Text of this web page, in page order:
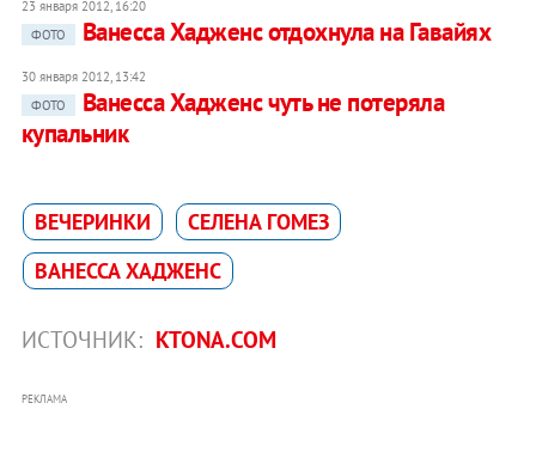
23 января 2012, 16:20
ФОТО
Ванесса Хадженс отдохнула на Гавайях
30 января 2012, 13:42
ФОТО
Ванесса Хадженс чуть не потеряла
купальник
ВЕЧЕРИНКИ
СЕЛЕНА ГОМЕЗ
ВАНЕССА ХАДЖЕНС
ИСТОЧНИК: KTONA.COM
РЕКЛАМА